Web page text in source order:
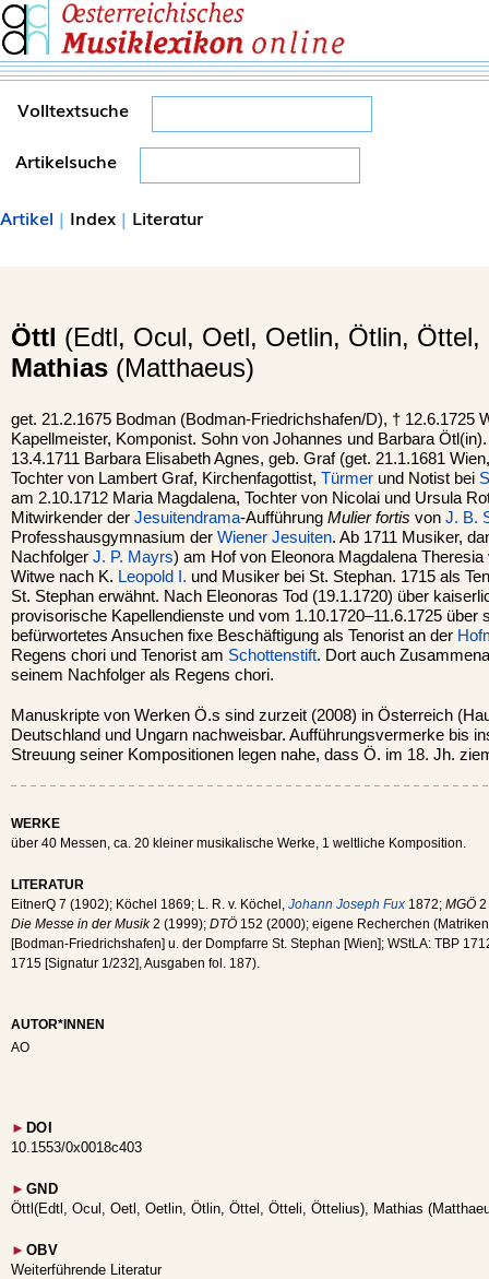
Volltextsuche
Artikelsuche
Artikel | Index | Literatur
Öttl (Edtl, Ocul, Oetl, Oetlin, Ötlin,
Mathias (Matthaeus)
get. 21.2.1675 Bodman (Bodman-Friedrichshafen/D), † 12.6.1725
Kapellmeister, Komponist. Sohn von Johannes und Barbara
13.4.1711 Barbara Elisabeth Agnes, geb. Graf (get. 21.1.1681
Tochter von Lambert Graf, Kirchenfagottist, Türmer und Notist bei
am 2.10.1712 Maria Magdalena, Tochter von Nicolai und Ursula
Mitwirkender der Jesuitendrama-Aufführung Mulier fortis von J. B.
Professhausgymnasium der Wiener Jesuiten. Ab 1711 Musiker,
Nachfolger J. P. Mayrs) am Hof von Eleonora Magdalena
Witwe nach K. Leopold I. und Musiker bei St. Stephan. 1715 als
St. Stephan erwähnt. Nach Eleonoras Tod (19.1.1720) über
provisorische Kapellendienste und vom 1.10.1720–11.6.1725 über
befürwortetes Ansuchen fixe Beschäftigung als Tenorist an der
Regens chori und Tenorist am Schottenstift. Dort auch
seinem Nachfolger als Regens chori.
Manuskripte von Werken Ö.s sind zurzeit (2008) in Österreich
Deutschland und Ungarn nachweisbar. Aufführungsvermerke bis
Streuung seiner Kompositionen legen nahe, dass Ö. im 18. Jh.
WERKE
über 40 Messen, ca. 20 kleiner musikalische Werke, 1 weltliche Komposition.
LITERATUR
EitnerQ 7 (1902); Köchel 1869; L. R. v. Köchel, Johann Joseph Fux 1872; MGÖ 2
Die Messe in der Musik2 (1999); DTÖ 152 (2000); eigene Recherchen
[Bodman-Friedrichshafen] u. der Dompfarre St. Stephan [Wien]; WStLA: TBP
1715 [Signatur 1/232], Ausgaben fol. 187).
AUTOR*INNEN
AO
► DOI
10.1553/0x0018c403
► GND
Öttl(Edtl, Ocul, Oetl, Oetlin, Ötlin, Öttel, Ötteli, Öttelius), Mathias
► OBV
Weiterführende Literatur